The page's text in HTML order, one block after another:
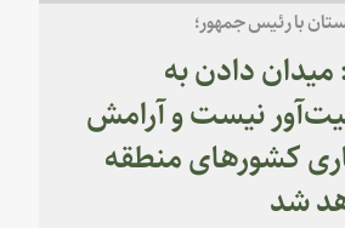
با رئیس جمهور؛
دادن به
نیست و آرامش
کشورهای منطقه
شد